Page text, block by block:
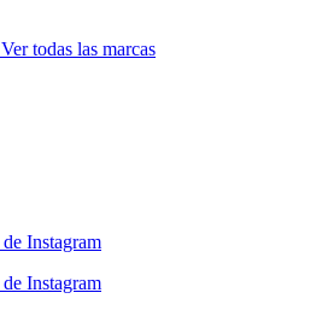
Ver todas las marcas